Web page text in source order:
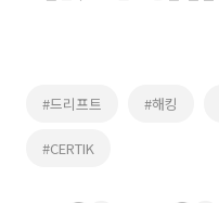
#드리프트 #해킹
#CERTIK